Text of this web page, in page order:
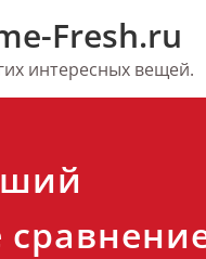
Fresh.ru
интересных вещей.